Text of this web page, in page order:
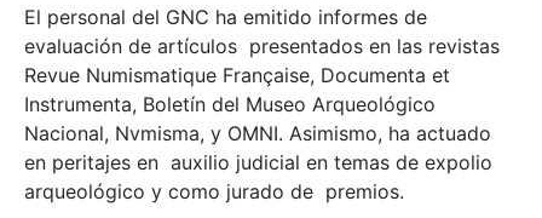
El personal del GNC ha emitido informes de
evaluación de artículos presentados en las revistas
Revue Numismatique Française, Documenta et
Instrumenta, Boletín del Museo Arqueológico
Nacional, Nvmisma, y OMNI. Asimismo, ha actuado
en peritajes en auxilio judicial en temas de expolio
arqueológico y como jurado de premios.